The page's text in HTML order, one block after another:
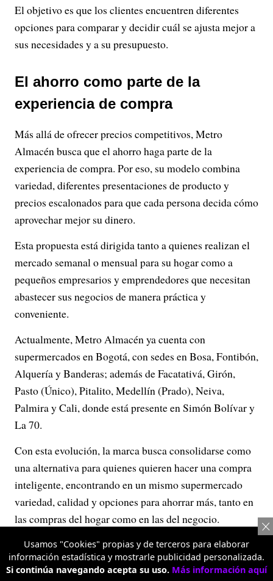
El objetivo es que los clientes encuentren diferentes
opciones para comparar y decidir cuál se ajusta mejor a
sus necesidades y a su presupuesto.
El ahorro como parte de la
experiencia de compra
Más allá de ofrecer precios competitivos, Metro
Almacén busca que el ahorro haga parte de la
experiencia de compra. Por eso, su modelo combina
variedad, diferentes presentaciones de producto y
precios escalonados para que cada persona decida cómo
aprovechar mejor su dinero.
Esta propuesta está dirigida tanto a quienes realizan el
mercado semanal o mensual para su hogar como a
pequeños empresarios y emprendedores que necesitan
abastecer sus negocios de manera práctica y
conveniente.
Actualmente, Metro Almacén ya cuenta con
supermercados en Bogotá, con sedes en Bosa, Fontibón,
Alquería y Banderas; además de Facatativá, Girón,
Pasto (Único), Pitalito, Medellín (Prado), Neiva,
Palmira y Cali, donde está presente en Simón Bolívar y
La 70.
Con esta evolución, la marca busca consolidarse como
una alternativa para quienes quieren hacer una compra
inteligente, encontrando en un mismo supermercado
variedad, calidad y opciones para ahorrar más, tanto en
las compras del hogar como en las del negocio.
Usamos "Cookies" propias y de terceros para elaborar
información estadística y mostrarle publicidad personalizada.
Si continúa navegando acepta su uso. Más información aquí